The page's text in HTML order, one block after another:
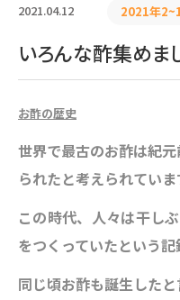
2021.04.12 2021年
いろんな酢集めま
お酢の歴史
世界で最古のお酢は紀
られたと考えられていま
この時代、人々は干し
をつくっていたという記
同じ頃お酢も誕生したと